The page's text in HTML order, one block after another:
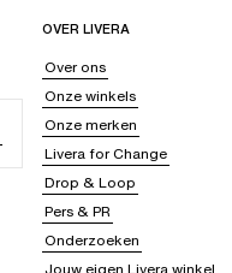
OVER LIVERA
Over ons
Onze winkels
Onze merken
Livera for Change
Drop & Loop
Pers & PR
Onderzoeken
Jouw eigen Livera winkel